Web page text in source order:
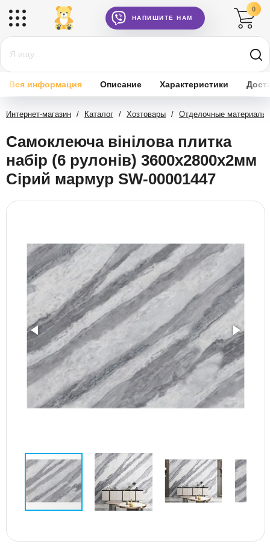
НАПИШИТЕ НАМ
0
Вся информация Описание Характеристики
Интернет-магазин / Каталог / Хозтовары / Отделочные материалы
Самоклеюча вінілова плитка
набір (6 рулонів) 3600х2800х2мм
Сірий мармур SW-00001447